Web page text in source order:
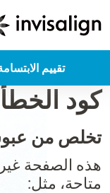
تقييم
كود الخطأ 404
تخلص من
هذه الصفحة
متاحة، مثل: